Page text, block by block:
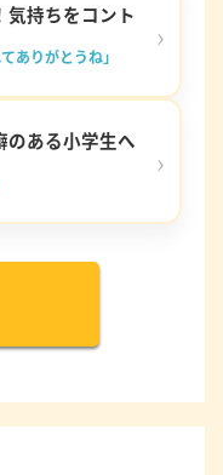
持ちをコント
ありがとうね」
›
のある小学生へ
›